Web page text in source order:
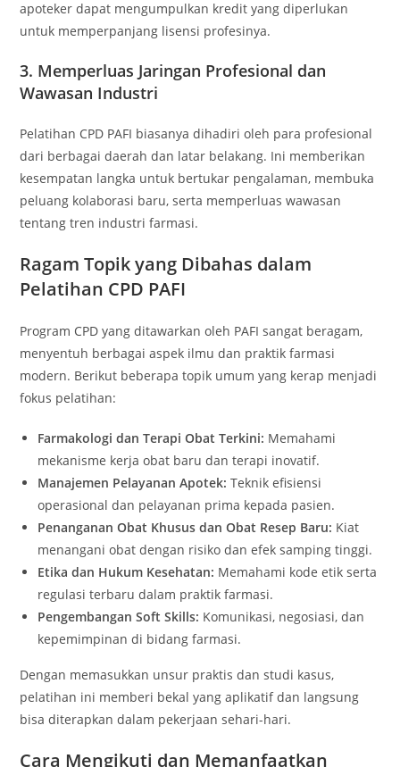
apoteker dapat mengumpulkan kredit yang diperlukan
untuk memperpanjang lisensi profesinya.
3. Memperluas Jaringan Profesional dan
Wawasan Industri
Pelatihan CPD PAFI biasanya dihadiri oleh para profesional
dari berbagai daerah dan latar belakang. Ini memberikan
kesempatan langka untuk bertukar pengalaman, membuka
peluang kolaborasi baru, serta memperluas wawasan
tentang tren industri farmasi.
Ragam Topik yang Dibahas dalam
Pelatihan CPD PAFI
Program CPD yang ditawarkan oleh PAFI sangat beragam,
menyentuh berbagai aspek ilmu dan praktik farmasi
modern. Berikut beberapa topik umum yang kerap menjadi
fokus pelatihan:
Farmakologi dan Terapi Obat Terkini: Memahami
mekanisme kerja obat baru dan terapi inovatif.
Manajemen Pelayanan Apotek: Teknik efisiensi
operasional dan pelayanan prima kepada pasien.
Penanganan Obat Khusus dan Obat Resep Baru: Kiat
menangani obat dengan risiko dan efek samping tinggi.
Etika dan Hukum Kesehatan: Memahami kode etik serta
regulasi terbaru dalam praktik farmasi.
Pengembangan Soft Skills: Komunikasi, negosiasi, dan
kepemimpinan di bidang farmasi.
Dengan memasukkan unsur praktis dan studi kasus,
pelatihan ini memberi bekal yang aplikatif dan langsung
bisa diterapkan dalam pekerjaan sehari-hari.
Cara Mengikuti dan Memanfaatkan